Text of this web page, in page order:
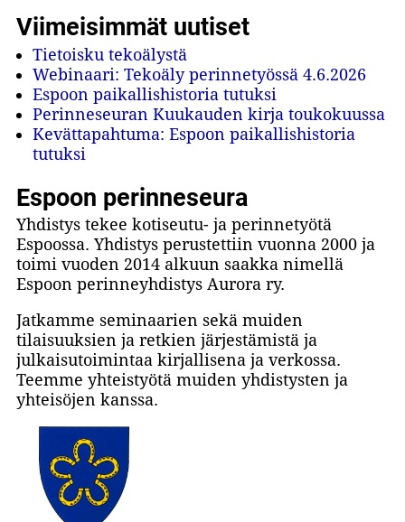
Viimeisimmät uutiset
Tietoisku tekoälystä
Webinaari: Tekoäly perinnetyössä 4.6.2026
Espoon paikallishistoria tutuksi
Perinneseuran Kuukauden kirja toukokuussa
Kevättapahtuma: Espoon paikallishistoria
tutuksi
Espoon perinneseura
Yhdistys tekee kotiseutu- ja perinnetyötä
Espoossa. Yhdistys perustettiin vuonna 2000 ja
toimi vuoden 2014 alkuun saakka nimellä
Espoon perinneyhdistys Aurora ry.
Jatkamme seminaarien sekä muiden
tilaisuuksien ja retkien järjestämistä ja
julkaisutoimintaa kirjallisena ja verkossa.
Teemme yhteistyötä muiden yhdistysten ja
yhteisöjen kanssa.